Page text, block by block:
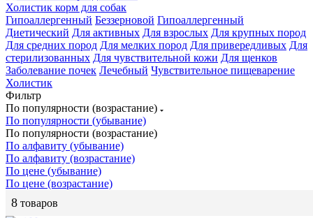
Холистик корм для собак
Гипоаллергенный Беззерновой Гипоаллергенный
Диетический Для активных Для взрослых Для крупных пород
Для средних пород Для мелких пород Для привередливых Для
стерилизованных Для чувствительной кожи Для щенков
Заболевание почек Лечебный Чувствительное пищеварение
Холистик
Фильтр
По популярности (возрастание)
По популярности (убывание)
По популярности (возрастание)
По алфавиту (убывание)
По алфавиту (возрастание)
По цене (убывание)
По цене (возрастание)
8 товаров